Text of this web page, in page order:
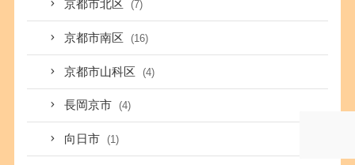
京都市北区 (7)
京都市南区 (16)
京都市山科区 (4)
長岡京市 (4)
向日市 (1)